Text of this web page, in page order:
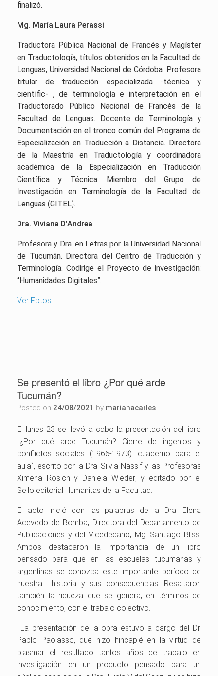
finalizó.
Mg. María Laura Perassi
Traductora Pública Nacional de Francés y Magíster
en Traductología, títulos obtenidos en la Facultad de
Lenguas, Universidad Nacional de Córdoba. Profesora
titular de traducción especializada -técnica y
científic- , de terminología e interpretación en el
Traductorado Público Nacional de Francés de la
Facultad de Lenguas. Docente de Terminología y
Documentación en el tronco común del Programa de
Especialización en Traducción a Distancia. Directora
de la Maestría en Traductología y coordinadora
académica de la Especialización en Traducción
Científica y Técnica. Miembro del Grupo de
Investigación en Terminología de la Facultad de
Lenguas (GITEL).
Dra. Viviana D’Andrea
Profesora y Dra. en Letras por la Universidad Nacional
de Tucumán. Directora del Centro de Traducción y
Terminología. Codirige el Proyecto de investigación:
“Humanidades Digitales”.
Ver Fotos
Se presentó el libro ¿Por qué arde
Tucumán?
Posted on 24/08/2021 by marianacarles
El lunes 23 se llevó a cabo la presentación del libro
`¿Por qué arde Tucumán? Cierre de ingenios y
conflictos sociales (1966-1973): cuaderno para el
aula`, escrito por la Dra. Silvia Nassif y las Profesoras
Ximena Rosich y Daniela Wieder; y editado por el
Sello editorial Humanitas de la Facultad.
El acto inició con las palabras de la Dra. Elena
Acevedo de Bomba, Directora del Departamento de
Publicaciones y del Vicedecano, Mg. Santiago Bliss.
Ambos destacaron la importancia de un libro
pensado para que en las escuelas tucumanas y
argentinas se conozca este importante período de
nuestra historia y sus consecuencias. Resaltaron
también la riqueza que se genera, en términos de
conocimiento, con el trabajo colectivo.
La presentación de la obra estuvo a cargo del Dr.
Pablo Paolasso, que hizo hincapié en la virtud de
plasmar el resultado tantos años de trabajo en
investigación en un producto pensado para un